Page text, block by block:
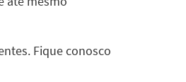
Fique conosco